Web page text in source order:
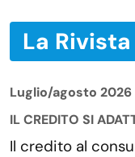
La Rivista
Luglio/agosto 2026
IL CREDITO SI
Il credito al